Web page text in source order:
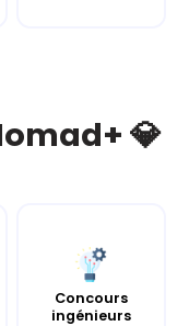
💎
Concours
ingénieurs